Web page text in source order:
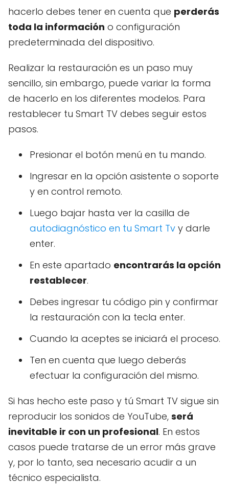
hacerlo debes tener en cuenta que perderás
toda la información o configuración
predeterminada del dispositivo.
Realizar la restauración es un paso muy
sencillo, sin embargo, puede variar la forma
de hacerlo en los diferentes modelos. Para
restablecer tu Smart TV debes seguir estos
pasos.
Presionar el botón menú en tu mando.
Ingresar en la opción asistente o soporte
y en control remoto.
Luego bajar hasta ver la casilla de
autodiagnóstico en tu Smart Tv y darle
enter.
En este apartado encontrarás la opción
restablecer.
Debes ingresar tu código pin y confirmar
la restauración con la tecla enter.
Cuando la aceptes se iniciará el proceso.
Ten en cuenta que luego deberás
efectuar la configuración del mismo.
Si has hecho este paso y tú Smart TV sigue sin
reproducir los sonidos de YouTube, será
inevitable ir con un profesional. En estos
casos puede tratarse de un error más grave
y, por lo tanto, sea necesario acudir a un
técnico especialista.